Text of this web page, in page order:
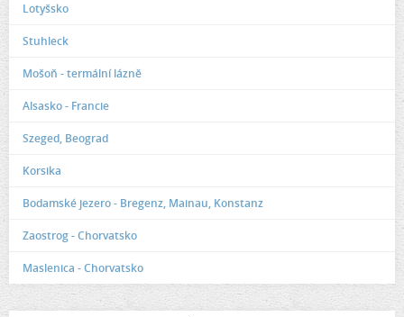
Lotyšsko
Stuhleck
Mošoň - termální lázně
Alsasko - Francie
Szeged, Beograd
Korsika
Bodamské jezero - Bregenz, Mainau, Konstanz
Zaostrog - Chorvatsko
Maslenica - Chorvatsko